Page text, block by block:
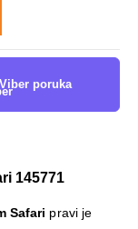
Viber poruka
145771
Safari pravi je